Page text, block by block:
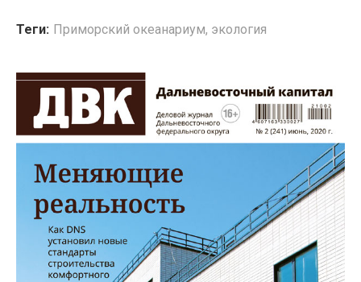
Теги: Приморский океанариум, экология